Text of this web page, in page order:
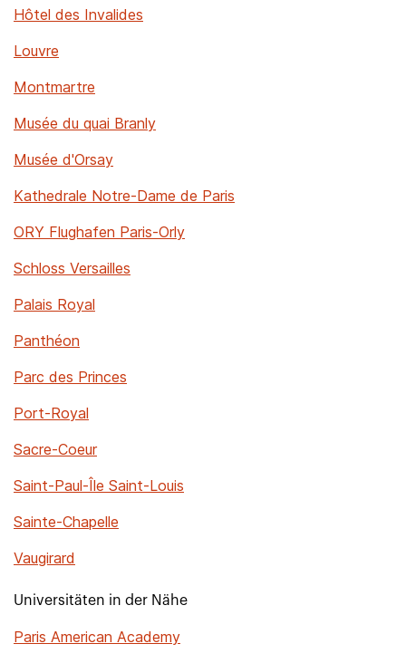
Hôtel des Invalides
Louvre
Montmartre
Musée du quai Branly
Musée d'Orsay
Kathedrale Notre-Dame de Paris
ORY Flughafen Paris-Orly
Schloss Versailles
Palais Royal
Panthéon
Parc des Princes
Port-Royal
Sacre-Coeur
Saint-Paul-Île Saint-Louis
Sainte-Chapelle
Vaugirard
Universitäten in der Nähe
Paris American Academy